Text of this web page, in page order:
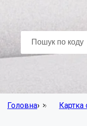
Головна› Картка